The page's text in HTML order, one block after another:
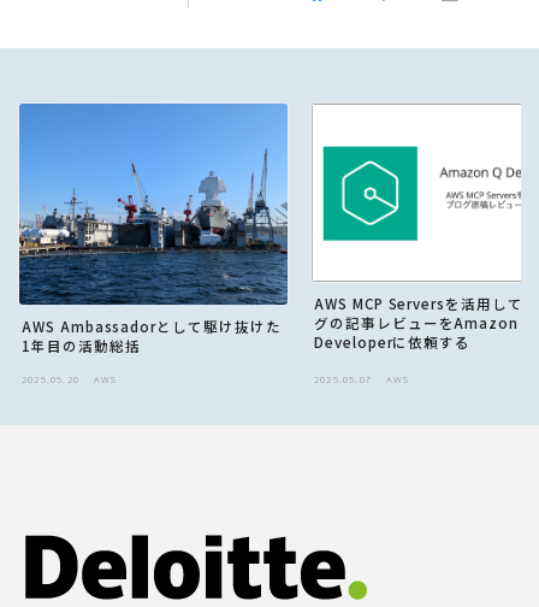
AWS Ambassadorとして駆け抜けた
1年目の活動総括
2025.05.20 AWS
AWS MCP Serversを活用して
グの記事レビューをAmazon Q
Developerに依頼する
2025.05.07 AWS